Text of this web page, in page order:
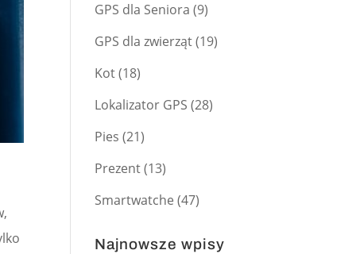
GPS dla Seniora (9)
GPS dla zwierząt(19)
Kot(18)
Lokalizator GPS (28)
Pies (21)
Prezent(13)
Smartwatche (47)
Najnowsze wpisy